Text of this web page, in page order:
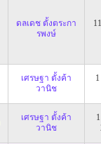
ดลเดช ตั้งตระกา
รพงษ์
เศรษฐา ตั้งค้า
วานิช
เศรษฐา ตั้งค้า
วานิช